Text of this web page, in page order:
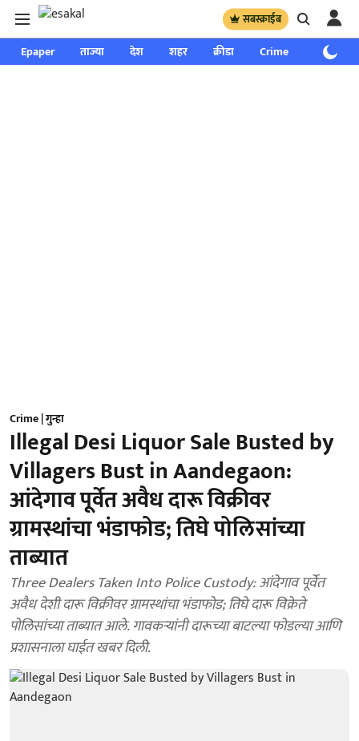
सबस्क्राईब
Epaper ताज्या देश शहर क्रीडा Crime साप्ताहिक
Crime | गुन्हा
Illegal Desi Liquor Sale Busted by
Villagers Bust in Aandegaon:
आंदेगाव पूर्वेत अवैध दारू विक्रीवर
ग्रामस्थांचा भंडाफोड; तिघे पोलिसांच्या
ताब्यात
Three Dealers Taken Into Police Custody: आंदेगाव पूर्वेत
अवैध देशी दारू विक्रीवर ग्रामस्थांचा भंडाफोड; तिघे दारू विक्रेते
पोलिसांच्या ताब्यात आले. गावकऱ्यांनी दारूच्या बाटल्या फोडल्या आणि
प्रशासनाला घाईत खबर दिली.